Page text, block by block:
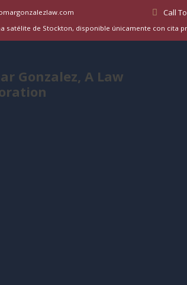
satélite de Stockton, disponible únicamente con cita